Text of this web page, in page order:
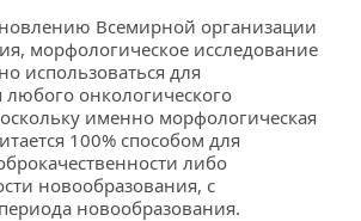
Всемирной организации
морфологическое исследование
использоваться для
онкологического
именно морфологическая
100% способом для
либо
новообразования, с
новообразования.